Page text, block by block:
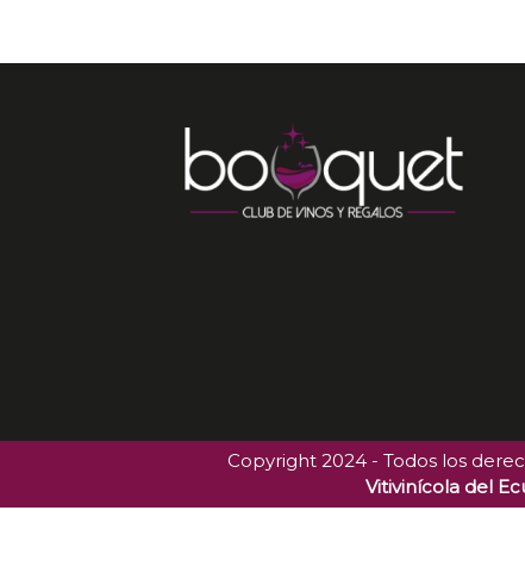
Copyright 2024 - Todos los
Vitivinícola del